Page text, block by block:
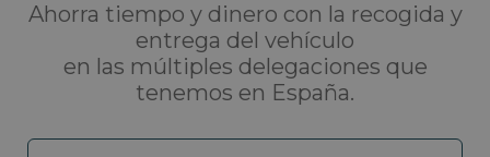
Ahorra tiempo y dinero con la recogida y
entrega del vehículo
en las múltiples delegaciones que
tenemos en España.